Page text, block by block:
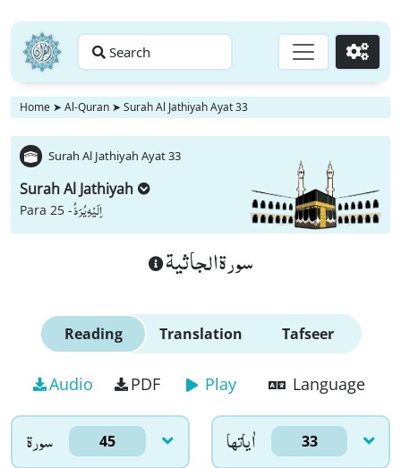
Search Go
Home ➤ Al-Quran ➤ Surah Al Jathiyah Ayat 33
Surah Al Jathiyah Ayat 33
Surah Al Jathiyah
Para 25 -اِلَیْهِ یُرَدُّ
سورة الجاثية
Reading Translation Tafseer
Audio PDF Play Language
سورۃ 45 اٰياتها 33